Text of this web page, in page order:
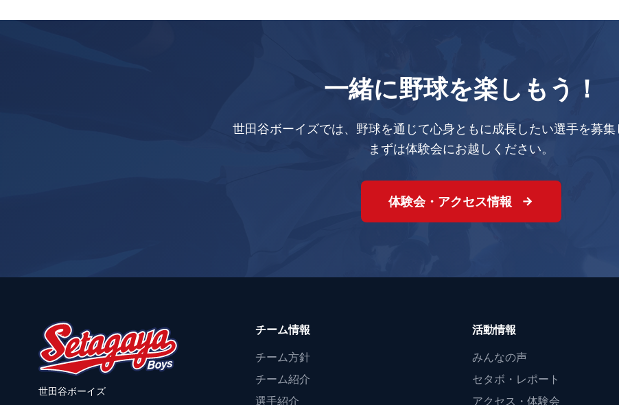
一緒に野球を楽しもう！
世田谷ボーイズでは、野球を通じて心身ともに成長したい選手を募集
まずは体験会にお越しください。
体験会・アクセス情報
世田谷ボーイズ
チーム情報
チーム方針
チーム紹介
選手紹介
活動情報
みんなの声
セタボ・レポート
アクセス・体験会